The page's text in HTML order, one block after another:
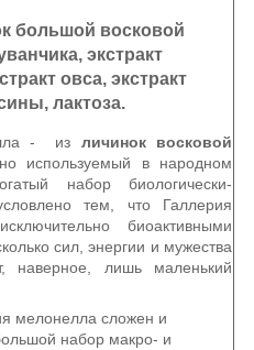
большой восковой
экстракт
овса, экстракт
лактоза.
- из личинок восковой
используемый в народном
набор биологически-
тем, что Галлерия
биоактивными
сил, энергии и мужества
наверное, лишь маленький
мелонелла сложен и
набор макро- и